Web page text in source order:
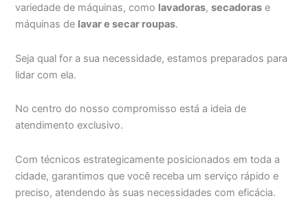
variedade de máquinas, como lavadoras,secadoras e
máquinas de lavar e secar roupas.
Seja qual for a sua necessidade, estamos preparados para
lidar com ela.
No centro do nosso compromisso está a ideia de
atendimento exclusivo.
Com técnicos estrategicamente posicionados em toda a
cidade, garantimos que você receba um serviço rápido e
preciso, atendendo às suas necessidades com eficácia.